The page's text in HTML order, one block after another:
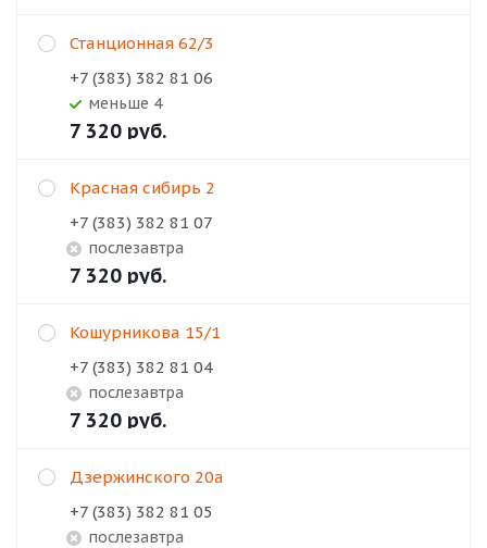
Станционная 62/3
+7 (383) 382 81 06
Меньше 4
7 320 руб.
Красная сибирь 2
+7 (383) 382 81 07
Послезавтра
7 320 руб.
Кошурникова 15/1
+7 (383) 382 81 04
Послезавтра
7 320 руб.
Дзержинского 20а
+7 (383) 382 81 05
Послезавтра